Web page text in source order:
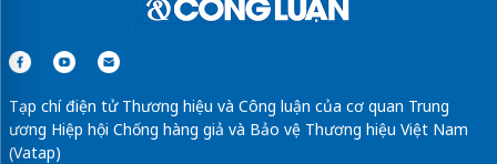
Tạp chí điện tử Thương hiệu và Công luận của cơ quan Trung
ương Hiệp hội Chống hàng giả và Bảo vệ Thương hiệu Việt Nam
(Vatap)